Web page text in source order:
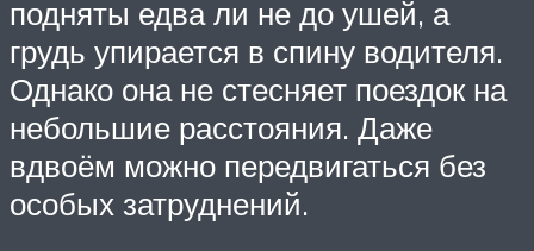
подняты едва ли не до ушей, а
грудь упирается в спину водителя.
Однако она не стесняет поездок на
небольшие расстояния. Даже
вдвоём можно передвигаться без
особых затруднений.